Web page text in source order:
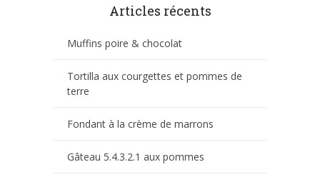
Articles récents
Muffins poire & chocolat
Tortilla aux courgettes et pommes de
terre
Fondant à la crème de marrons
Gâteau 5.4.3.2.1 aux pommes